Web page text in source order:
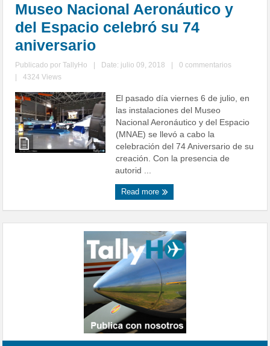
Museo Nacional Aeronáutico y
del Espacio celebró su 74
aniversario
Publicado porTallyHo Date: julio 09, 2018
0 commentarios
4324 Views
El pasado día viernes 6 de julio, en
las instalaciones del Museo
Nacional Aeronáutico y del Espacio
(MNAE) se llevó a cabo la
celebración del 74 Aniversario de su
creación. Con la presencia de
autorid ...
Read more